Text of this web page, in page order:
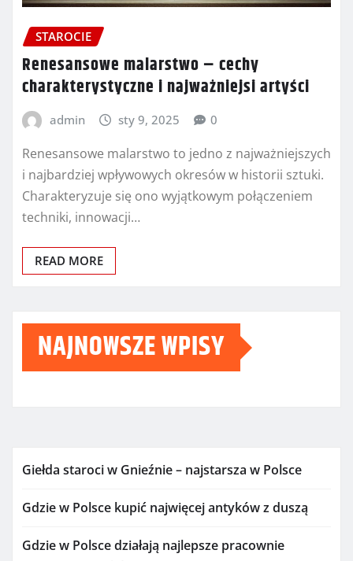
STAROCIE
Renesansowe malarstwo – cechy
charakterystyczne i najważniejsi artyści
admin sty 9, 2025 0
Renesansowe malarstwo to jedno z najważniejszych
i najbardziej wpływowych okresów w historii sztuki.
Charakteryzuje się ono wyjątkowym połączeniem
techniki, innowacji…
READ MORE
NAJNOWSZE WPISY
Giełda staroci w Gnieźnie – najstarsza w Polsce
Gdzie w Polsce kupić najwięcej antyków z duszą
Gdzie w Polsce działają najlepsze pracownie